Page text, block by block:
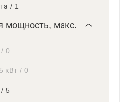
/ 1
мощность, макс.
/ 0
кВт / 0
/ 5